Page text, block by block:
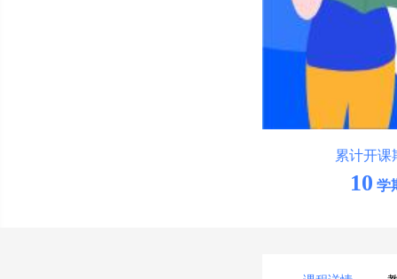
累计开课
10 学